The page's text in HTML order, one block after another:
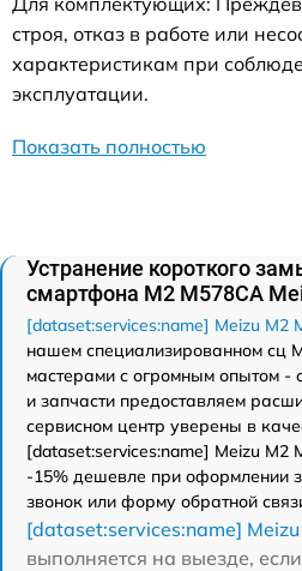
строя, отказ в работе или
характеристикам при
эксплуатации.
Показать полностью
Устранение короткого
смартфона M2 M578CA
[dataset:services:name] Meizu M2
нашем специализированном сц
мастерами с огромным опытом -
и запчасти предоставляем
сервисном центр уверены в
[dataset:services:name] Meizu M2
-15% дешевле при оформлении
звонок или форму обратной
[dataset:services:name]
выполняется на выезде,